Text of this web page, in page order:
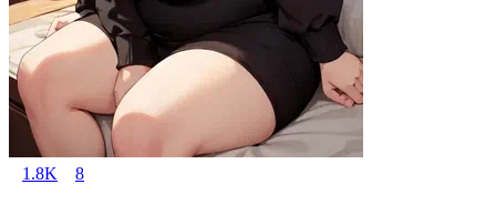
1.8K 8